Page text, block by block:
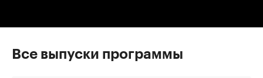
Все выпуски программы